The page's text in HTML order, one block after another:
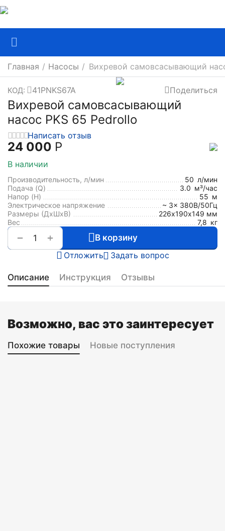
Главная / Насосы / Вихревой самовсасывающий
КОД: 41PNKS67A Поделиться
Вихревой самовсасывающий
насос PKS 65 Pedrollo
Написать отзыв
24 000 Р
В наличии
Производительность, л/мин 50 л/мин
Подача (Q)
3.0 м³/час
Напор (H)
55 м
Электрическое напряжение
~ 3x 380В/50Гц
Размеры (ДхШxВ)
226х190x149 мм
Вес
7,8 кг
+
−
В корзину
Отложить
Задать вопрос
Описание Инструкция Отзывы
Возможно, вас это заинтересует
Похожие товары Новые поступления